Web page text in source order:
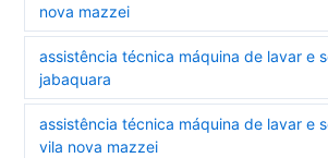
nova mazzei
assistência técnica máquina de lavar e
jabaquara
assistência técnica máquina de lavar e
vila nova mazzei